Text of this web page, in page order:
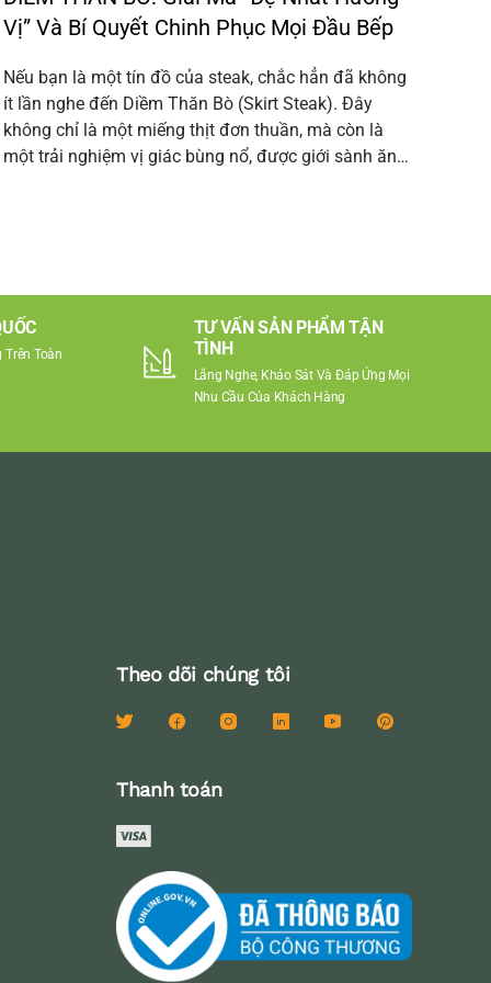
Vị” Và Bí Quyết Chinh Phục Mọi Đầu Bếp
Nếu bạn là một tín đồ của steak, chắc hẳn đã không
ít lần nghe đến Diềm Thăn Bò (Skirt Steak). Đây
không chỉ là một miếng thịt đơn thuần, mà còn là
một trải nghiệm vị giác bùng nổ, được giới sành ăn…
Trên Toàn
TƯ VẤN SẢN PHẨM TẬN
TÌNH
Lắng Nghe, Khảo Sát Và Đáp Ứng Mọi
Nhu Cầu Của Khách Hàng
Theo dõi chúng tôi
Thanh toán